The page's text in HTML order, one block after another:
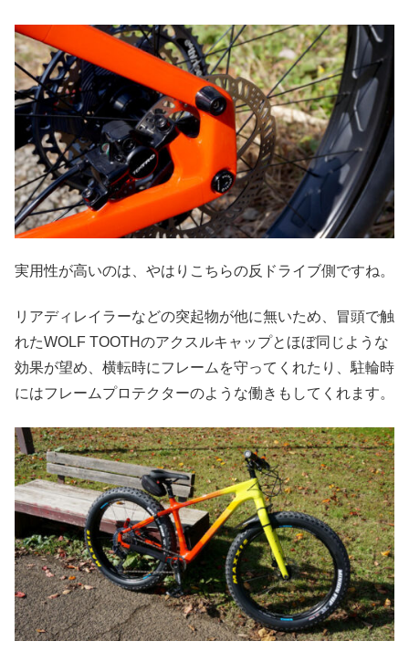
実用性が高いのは、やはりこちらの反ドライブ側ですね。
リアディレイラーなどの突起物が他に無いため、冒頭で触
れたWOLF TOOTHのアクスルキャップとほぼ同じような
効果が望め、横転時にフレームを守ってくれたり、駐輪時
にはフレームプロテクターのような働きもしてくれます。